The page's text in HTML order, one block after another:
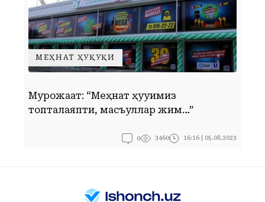
МЕҲНАТ ҲУҚУҚИ
Мурожаат: “Меҳнат ҳуқуқимиз
топталаяпти, масъуллар жим…”
0 3460 16:16 | 05.08.2023